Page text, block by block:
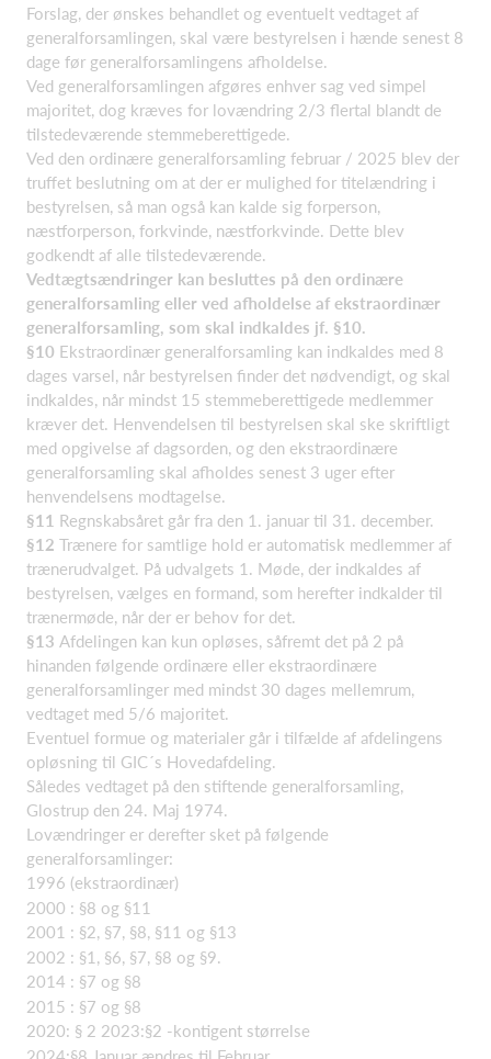
Forslag, der ønskes behandlet og eventuelt vedtaget af
generalforsamlingen, skal være bestyrelsen i hænde senest 8
dage før generalforsamlingens afholdelse.
Ved generalforsamlingen afgøres enhver sag ved simpel
majoritet, dog kræves for lovændring 2/3 flertal blandt de
tilstedeværende stemmeberettigede.
Ved den ordinære generalforsamling februar / 2025 blev der
truffet beslutning om at der er mulighed for titelændring i
bestyrelsen, så man også kan kalde sig forperson,
næstforperson, forkvinde, næstforkvinde. Dette blev
godkendt af alle tilstedeværende.
Vedtægtsændringer kan besluttes på den ordinære
generalforsamling eller ved afholdelse af ekstraordinær
generalforsamling, som skal indkaldes jf. §10.
§10 Ekstraordinær generalforsamling kan indkaldes med 8
dages varsel, når bestyrelsen finder det nødvendigt, og skal
indkaldes, når mindst 15 stemmeberettigede medlemmer
kræver det. Henvendelsen til bestyrelsen skal ske skriftligt
med opgivelse af dagsorden, og den ekstraordinære
generalforsamling skal afholdes senest 3 uger efter
henvendelsens modtagelse.
§11 Regnskabsåret går fra den 1. januar til 31. december.
§12 Trænere for samtlige hold er automatisk medlemmer af
trænerudvalget. På udvalgets 1. Møde, der indkaldes af
bestyrelsen, vælges en formand, som herefter indkalder til
trænermøde, når der er behov for det.
§13 Afdelingen kan kun opløses, såfremt det på 2 på
hinanden følgende ordinære eller ekstraordinære
generalforsamlinger med mindst 30 dages mellemrum,
vedtaget med 5/6 majoritet.
Eventuel formue og materialer går i tilfælde af afdelingens
opløsning til GIC´s Hovedafdeling.
Således vedtaget på den stiftende generalforsamling,
Glostrup den 24. Maj 1974.
Lovændringer er derefter sket på følgende
generalforsamlinger:
1996 (ekstraordinær)
2000 : §8 og §11
2001 : §2, §7, §8, §11 og §13
2002 : §1, §6, §7, §8 og §9.
2014 : §7 og §8
2015 : §7 og §8
2020: § 2 2023:§2 -kontigent størrelse